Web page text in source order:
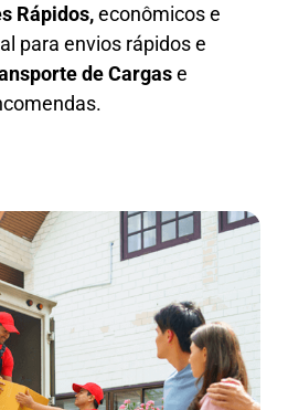
Rápidos,econômicos e
para envios rápidos e
de Cargase